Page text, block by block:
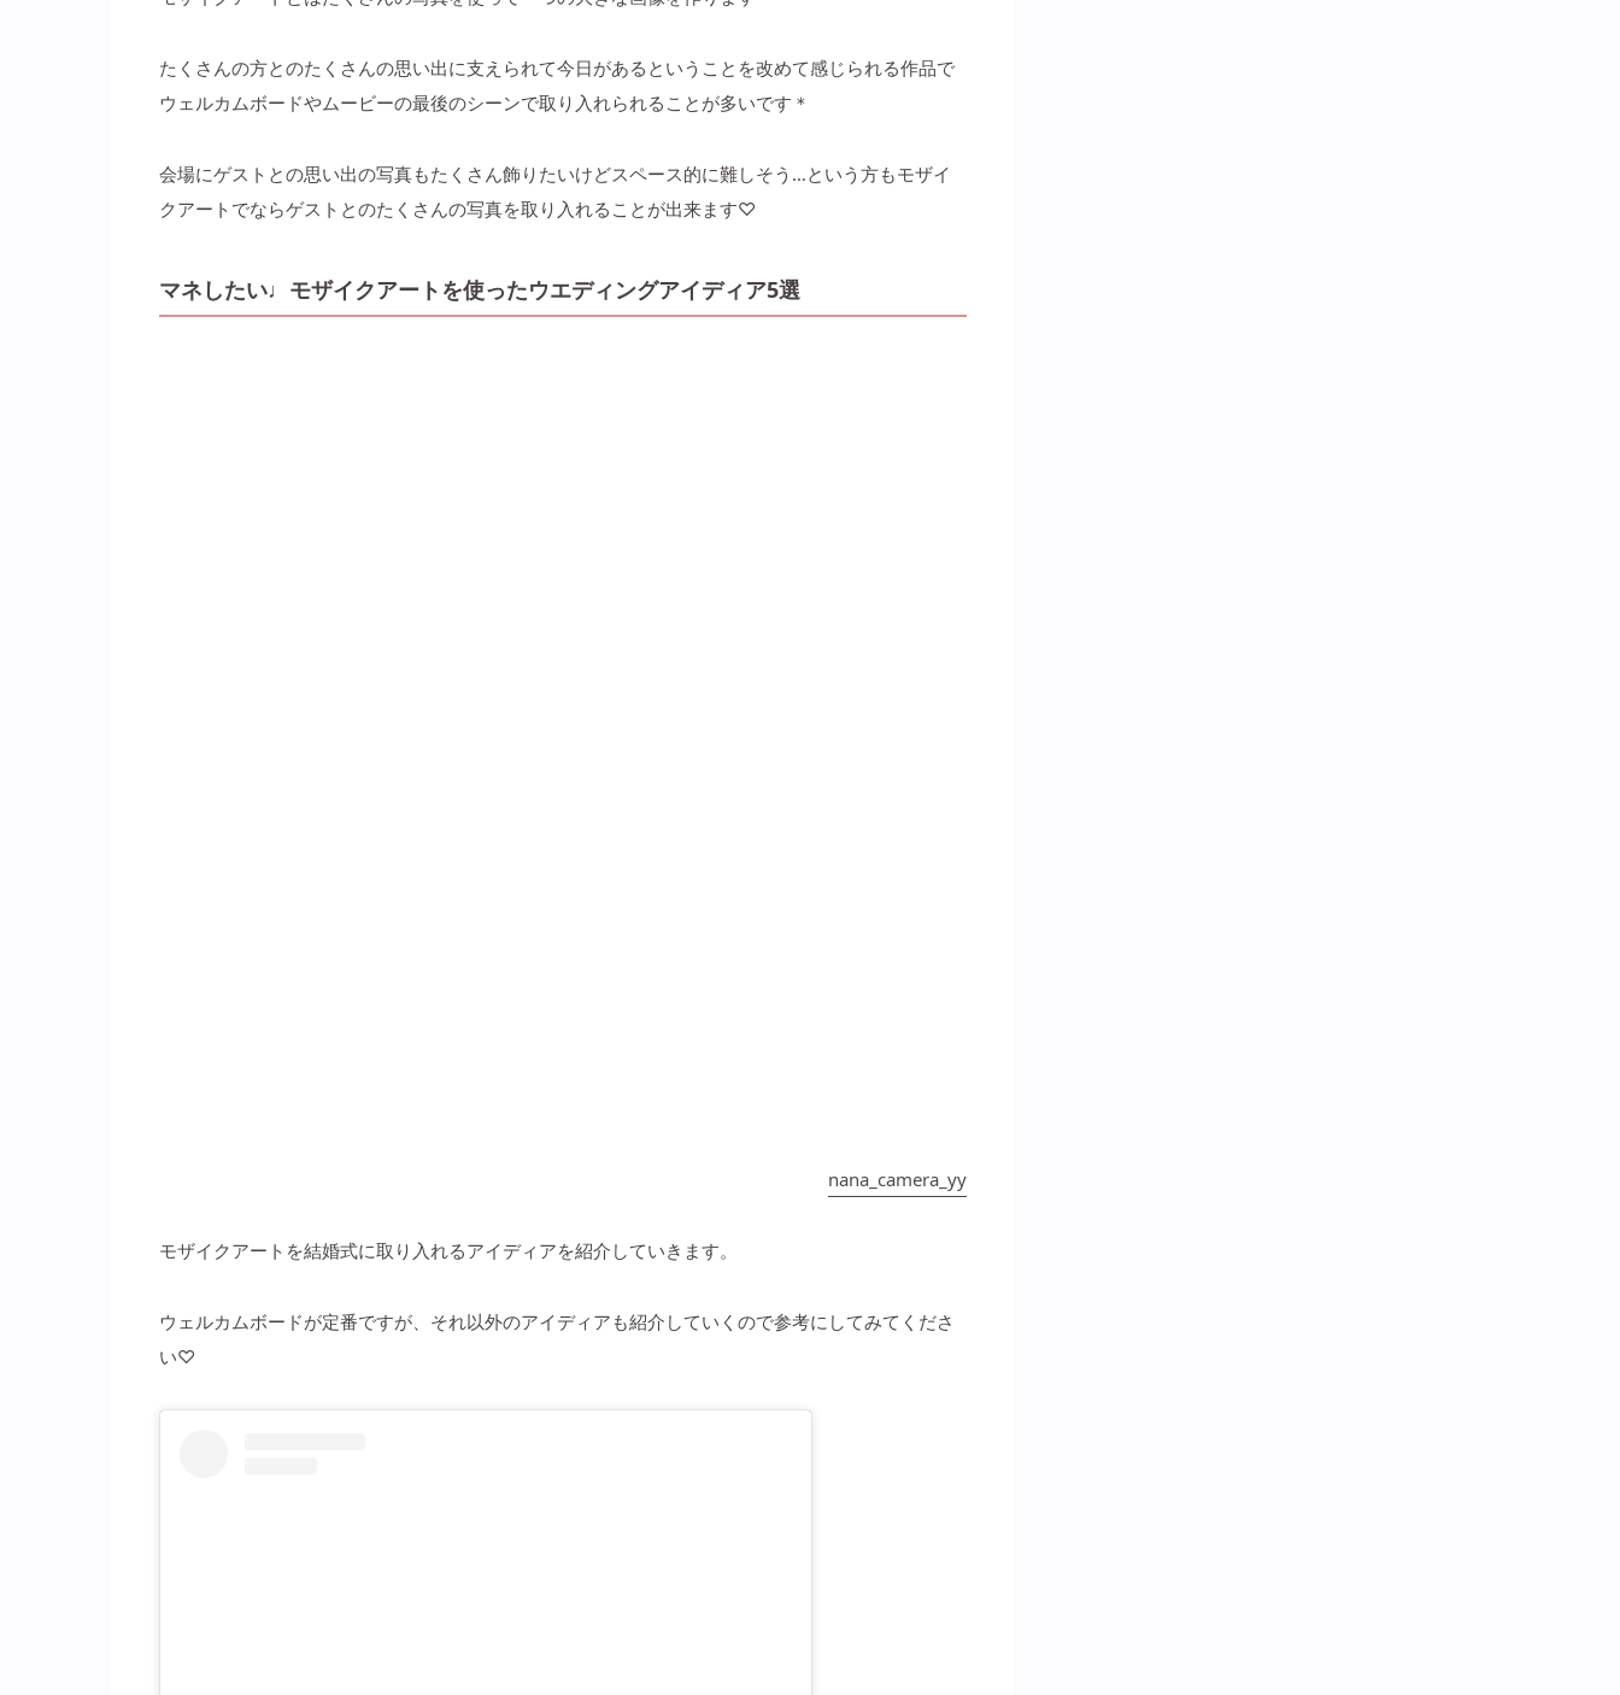
たくさんの方とのたくさんの思い出に支えられて今日があるということを改めて感じられる作品で
ウェルカムボードやムービーの最後のシーンで取り入れられることが多いです＊
会場にゲストとの思い出の写真もたくさん飾りたいけどスペース的に難しそう…という方もモザイ
クアートでならゲストとのたくさんの写真を取り入れることが出来ます♡
マネしたい♩モザイクアートを使ったウエディングアイディア5選
nana_camera_yy
モザイクアートを結婚式に取り入れるアイディアを紹介していきます。
ウェルカムボードが定番ですが、それ以外のアイディアも紹介していくので参考にしてみてくださ
い♡